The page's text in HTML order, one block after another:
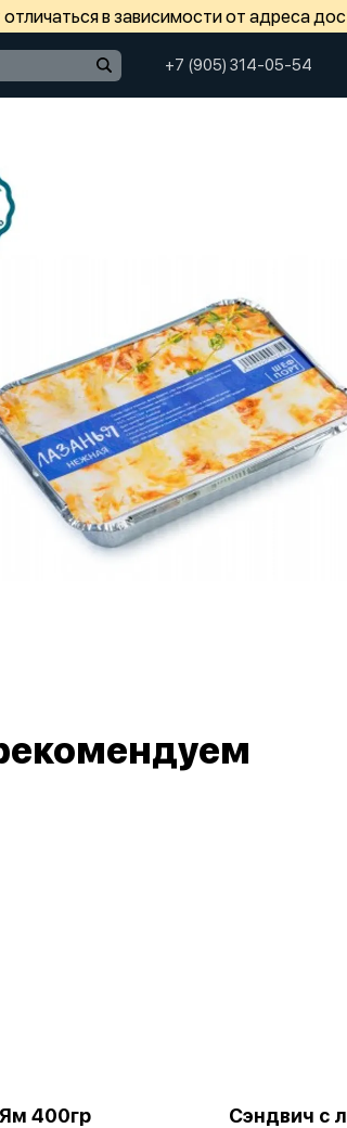
в зависимости от адреса
+7 (905) 314-05-54
400гр Сэндвич с